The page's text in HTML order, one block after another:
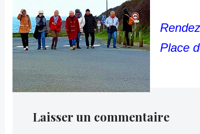
Place
Laisser un commentaire